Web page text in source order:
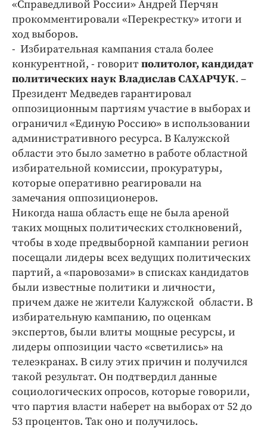
Издания
Медиаперсона
Интересное чтиво
Клиника года
Бренд года
Работодатель года
«Справедливой России» Андрей Перчян
прокомментировали «Перекрестку» итоги и
ход выборов.
- Избирательная кампания стала более
конкурентной, - говорит политолог, кандидат
политических наук Владислав САХАРЧУК. –
Президент Медведев гарантировал
оппозиционным партиям участие в выборах и
ограничил «Единую Россию» в использовании
административного ресурса. В Калужской
области это было заметно в работе областной
избирательной комиссии, прокуратуры,
которые оперативно реагировали на
замечания оппозиционеров.
Никогда наша область еще не была ареной
таких мощных политических столкновений,
чтобы в ходе предвыборной кампании регион
посещали лидеры всех ведущих политических
партий, а «паровозами» в списках кандидатов
были известные политики и личности,
причем даже не жители Калужской области. В
избирательную кампанию, по оценкам
экспертов, были влиты мощные ресурсы, и
лидеры оппозиции часто «светились» на
телеэкранах. В силу этих причин и получился
такой результат. Он подтвердил данные
социологических опросов, которые говорили,
что партия власти наберет на выборах от 52 до
53 процентов. Так оно и получилось.